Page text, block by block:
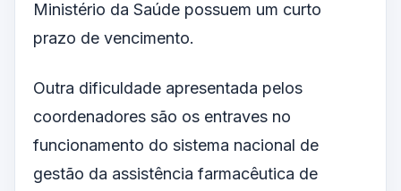
Ministério da Saúde possuem um curto
prazo de vencimento.
Outra dificuldade apresentada pelos
coordenadores são os entraves no
funcionamento do sistema nacional de
gestão da assistência farmacêutica de